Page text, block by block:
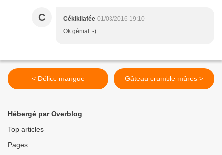
C Cékikilafée 01/03/2016 19:10
Ok génial :-)
< Délice mangue Gâteau crumble mûres >
Hébergé par Overblog
Top articles
Pages